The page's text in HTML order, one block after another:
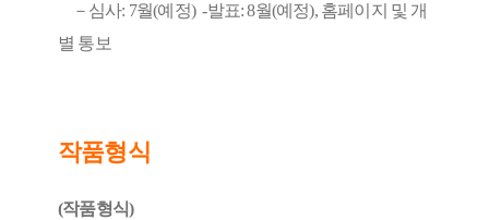
－심사: 7월(예정) -발표: 8월(예정), 홈페이지 및 개
별 통보
작품형식
(작품형식)